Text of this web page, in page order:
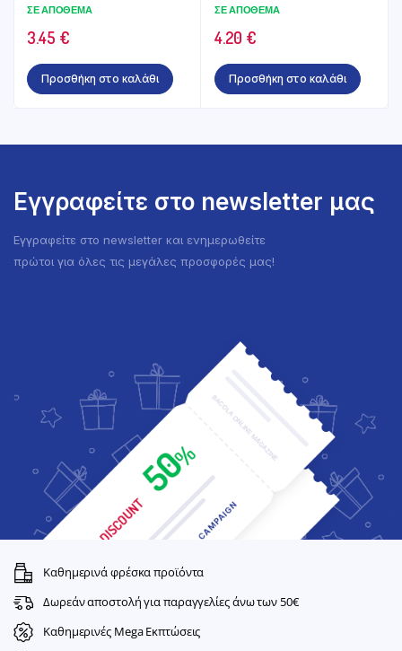
350gr
ΣΕ ΑΠΌΘΕΜΑ
3.45 €
Προσθήκη στο καλάθι
ΣΕ ΑΠΌΘΕΜΑ
4.20 €
Προσθήκη στο καλάθι
Εγγραφείτε στο newsletter μας
Εγγραφείτε στο newsletter και ενημερωθείτε
πρώτοι για όλες τις μεγάλες προσφορές μας!
Καθημερινά φρέσκα προϊόντα
Δωρεάν αποστολή για παραγγελίες άνω των 50€
Καθημερινές Mega Εκπτώσεις